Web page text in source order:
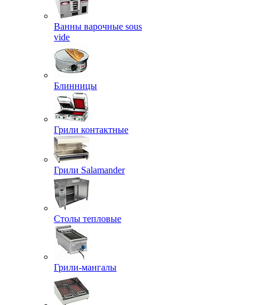
Ванны варочные sous
vide
Блинницы
Грили контактные
Грили Salamander
Столы тепловые
Грили-мангалы